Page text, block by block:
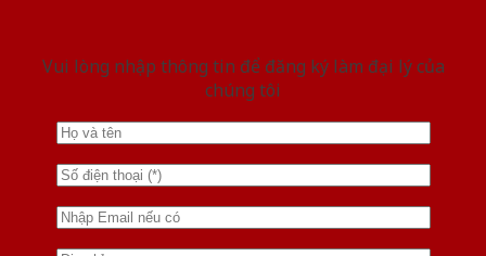
Vui lòng nhập thông tin để đăng ký làm đại lý của
chúng tôi